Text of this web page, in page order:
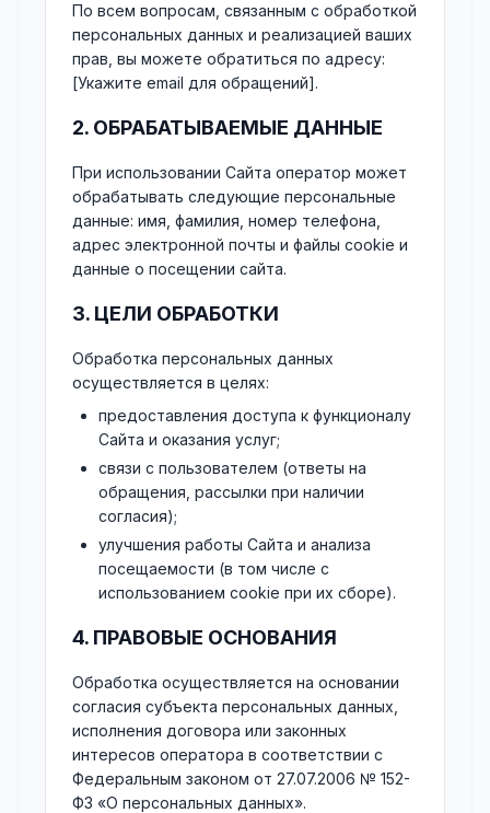
По всем вопросам, связанным с обработкой
персональных данных и реализацией ваших
прав, вы можете обратиться по адресу:
[Укажите email для обращений].
2. ОБРАБАТЫВАЕМЫЕ ДАННЫЕ
При использовании Сайта оператор может
обрабатывать следующие персональные
данные: имя, фамилия, номер телефона,
адрес электронной почты и файлы cookie и
данные о посещении сайта.
3. ЦЕЛИ ОБРАБОТКИ
Обработка персональных данных
осуществляется в целях:
предоставления доступа к функционалу
Сайта и оказания услуг;
связи с пользователем (ответы на
обращения, рассылки при наличии
согласия);
улучшения работы Сайта и анализа
посещаемости (в том числе с
использованием cookie при их сборе).
4. ПРАВОВЫЕ ОСНОВАНИЯ
Обработка осуществляется на основании
согласия субъекта персональных данных,
исполнения договора или законных
интересов оператора в соответствии с
Федеральным законом от 27.07.2006 № 152-
ФЗ «О персональных данных».